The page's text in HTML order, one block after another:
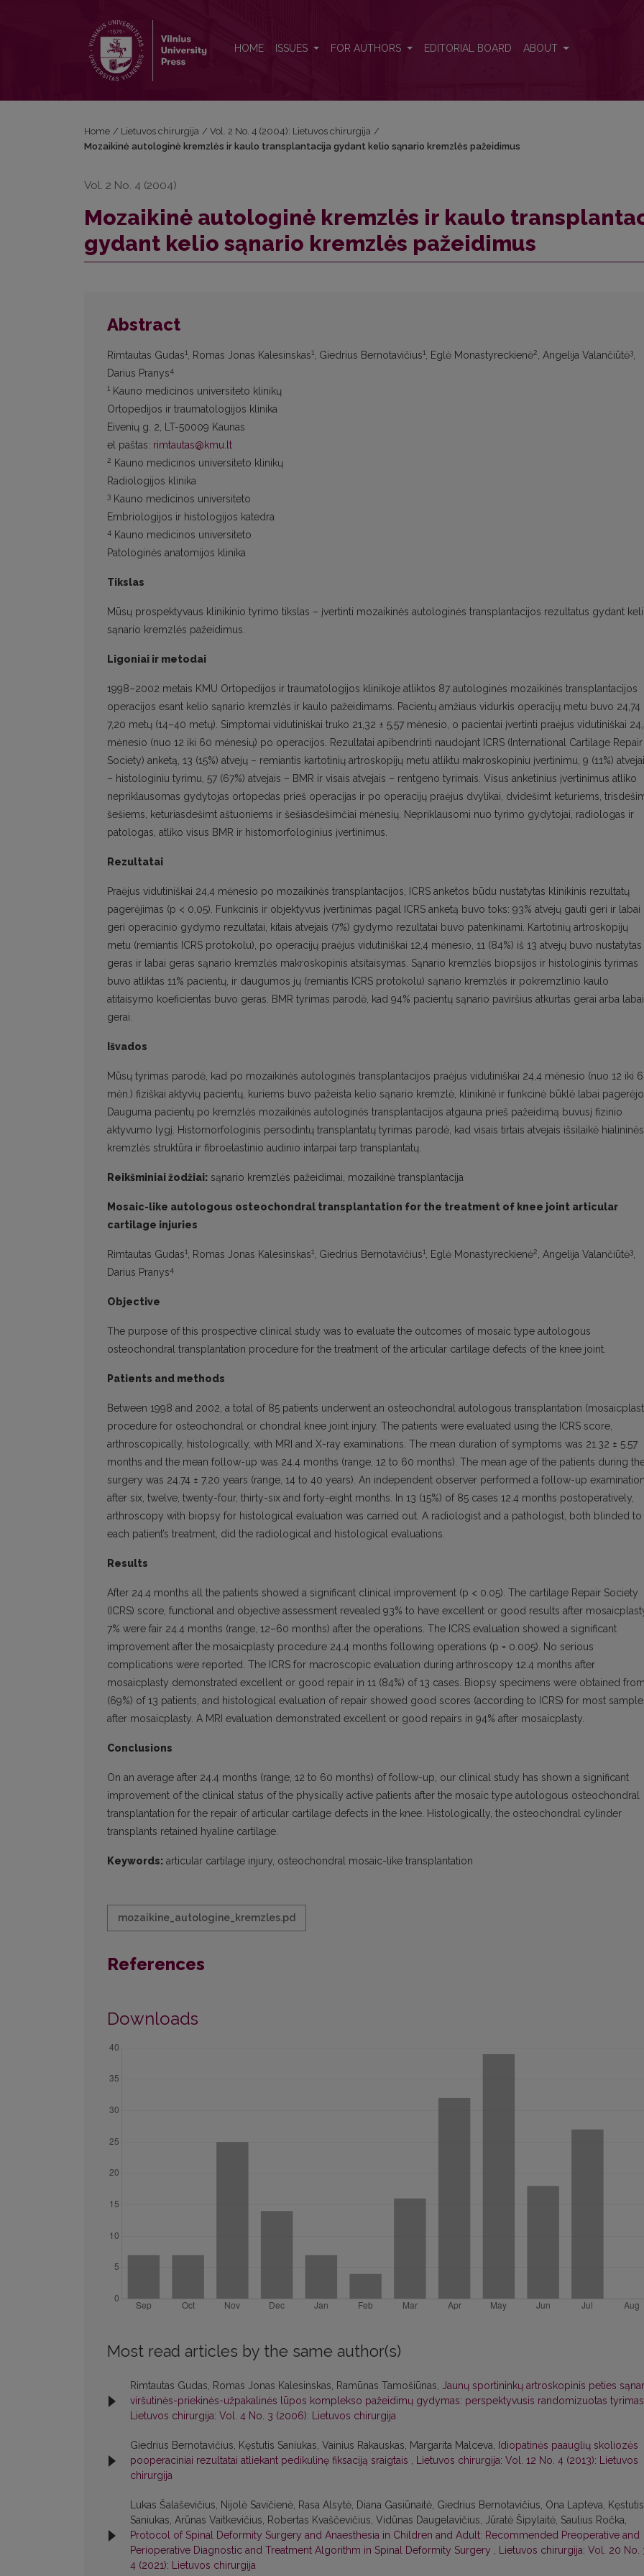
HOME ISSUES FOR AUTHORS EDITORIAL BOARD ABOUT
Home / Lietuvos chirurgija / Vol. 2 No. 4 (2004): Lietuvos chirurgija /
Mozaikinė autologinė kremzlės ir kaulo transplantacija gydant kelio sąnario kremzlės pažeidimus
Vol. 2 No. 4 (2004)
Mozaikinė autologinė kremzlės ir kaulo
gydant kelio sąnario kremzlės pažeidimus
Abstract
Rimtautas Gudas1, Romas Jonas Kalesinskas1, Giedrius Bernotavičius1, Eglė Monastyreckienė2, Angelija Valančiūtė3,
Darius Pranys4
1 Kauno medicinos universiteto klinikų
Ortopedijos ir traumatologijos klinika
Eivenių g. 2, LT-50009 Kaunas
el paštas: rimtautas@kmu.lt
2 Kauno medicinos universiteto klinikų
Radiologijos klinika
3 Kauno medicinos universiteto
Embriologijos ir histologijos katedra
4 Kauno medicinos universiteto
Patologinės anatomijos klinika
Tikslas
Mūsų prospektyvaus klinikinio tyrimo tikslas – įvertinti mozaikinės autologinės transplantacijos rezultatus gydant
sąnario kremzlės pažeidimus.
Ligoniai ir metodai
1998–2002 metais KMU Ortopedijos ir traumatologijos klinikoje atliktos 87 autologinės mozaikinės transplantacijos
operacijos esant kelio sąnario kremzlės ir kaulo pažeidimams. Pacientų amžiaus vidurkis operacijų metu buvo 24,74
7,20 metų (14–40 metų). Simptomai vidutiniškai truko 21,32 ± 5,57 mėnesio, o pacientai įvertinti praėjus vidutiniškai
mėnesio (nuo 12 iki 60 mėnesių) po operacijos. Rezultatai apibendrinti naudojant ICRS (International Cartilage Repair
Society) anketą, 13 (15%) atvejų – remiantis kartotinių artroskopijų metu atliktu makroskopiniu įvertinimu, 9 (11%)
– histologiniu tyrimu, 57 (67%) atvejais – BMR ir visais atvejais – rentgeno tyrimais. Visus anketinius įvertinimus atliko
nepriklausomas gydytojas ortopedas prieš operacijas ir po operacijų praėjus dvylikai, dvidešimt keturiems,
šešiems, keturiasdešimt aštuoniems ir šešiasdešimčiai mėnesių. Nepriklausomi nuo tyrimo gydytojai, radiologas ir
patologas, atliko visus BMR ir histomorfologinius įvertinimus.
Rezultatai
Praėjus vidutiniškai 24,4 mėnesio po mozaikinės transplantacijos, ICRS anketos būdu nustatytas klinikinis rezultatų
pagerėjimas (p < 0,05). Funkcinis ir objektyvus įvertinimas pagal ICRS anketą buvo toks: 93% atvejų gauti geri ir labai
geri operacinio gydymo rezultatai, kitais atvejais (7%) gydymo rezultatai buvo patenkinami. Kartotinių artroskopijų
metu (remiantis ICRS protokolu), po operacijų praėjus vidutiniškai 12,4 mėnesio, 11 (84%) iš 13 atvejų buvo nustatytas
geras ir labai geras sąnario kremzlės makroskopinis atsitaisymas. Sąnario kremzlės biopsijos ir histologinis tyrimas
buvo atliktas 11% pacientų, ir daugumos jų (remiantis ICRS protokolu) sąnario kremzlės ir pokremzlinio kaulo
atitaisymo koeficientas buvo geras. BMR tyrimas parodė, kad 94% pacientų sąnario paviršius atkurtas gerai arba labai
gerai.
Išvados
Mūsų tyrimas parodė, kad po mozaikinės autologinės transplantacijos praėjus vidutiniškai 24,4 mėnesio (nuo 12 iki
mėn.) fiziškai aktyvių pacientų, kuriems buvo pažeista kelio sąnario kremzlė, klinikinė ir funkcinė būklė labai
Dauguma pacientų po kremzlės mozaikinės autologinės transplantacijos atgauna prieš pažeidimą buvusį fizinio
aktyvumo lygį. Histomorfologinis persodintų transplantatų tyrimas parodė, kad visais tirtais atvejais išsilaikė hialininės
kremzlės struktūra ir fibroelastinio audinio intarpai tarp transplantatų.
Reikšminiai žodžiai: sąnario kremzlės pažeidimai, mozaikinė transplantacija
Mosaic-like autologous osteochondral transplantation for the treatment of knee joint articular
cartilage injuries
Rimtautas Gudas1, Romas Jonas Kalesinskas1, Giedrius Bernotavičius1, Eglė Monastyreckienė2, Angelija Valančiūtė3,
Darius Pranys4
Objective
The purpose of this prospective clinical study was to evaluate the outcomes of mosaic type autologous
osteochondral transplantation procedure for the treatment of the articular cartilage defects of the knee joint.
Patients and methods
Between 1998 and 2002, a total of 85 patients underwent an osteochondral autologous transplantation
procedure for osteochondral or chondral knee joint injury. The patients were evaluated using the ICRS score,
arthroscopically, histologically, with MRI and X-ray examinations. The mean duration of symptoms was 21.32 ± 5.57
months and the mean follow-up was 24.4 months (range, 12 to 60 months). The mean age of the patients during
surgery was 24.74 ± 7.20 years (range, 14 to 40 years). An independent observer performed a follow-up examination
after six, twelve, twenty-four, thirty-six and forty-eight months. In 13 (15%) of 85 cases 12.4 months postoperatively,
arthroscopy with biopsy for histological evaluation was carried out. A radiologist and a pathologist, both blinded to
each patient’s treatment, did the radiological and histological evaluations.
Results
After 24.4 months all the patients showed a significant clinical improvement (p < 0.05). The cartilage Repair Society
(ICRS) score, functional and objective assessment revealed 93% to have excellent or good results after
7% were fair 24.4 months (range, 12–60 months) after the operations. The ICRS evaluation showed a significant
improvement after the mosaicplasty procedure 24.4 months following operations (p = 0.005). No serious
complications were reported. The ICRS for macroscopic evaluation during arthroscopy 12.4 months after
mosaicplasty demonstrated excellent or good repair in 11 (84%) of 13 cases. Biopsy specimens were obtained
(69%) of 13 patients, and histological evaluation of repair showed good scores (according to ICRS) for most
after mosaicplasty. A MRI evaluation demonstrated excellent or good repairs in 94% after mosaicplasty.
Conclusions
On an average after 24.4 months (range, 12 to 60 months) of follow-up, our clinical study has shown a significant
improvement of the clinical status of the physically active patients after the mosaic type autologous osteochondral
transplantation for the repair of articular cartilage defects in the knee. Histologically, the osteochondral cylinder
transplants retained hyaline cartilage.
Keywords: articular cartilage injury, osteochondral mosaic-like transplantation
mozaikine_autologine_kremzles.pd
References
Downloads
Most read articles by the same author(s)
Rimtautas Gudas, Romas Jonas Kalesinskas, Ramūnas Tamošiūnas, Jaunų sportininkų artroskopinis peties
viršutinės-priekinės-užpakalinės lūpos komplekso pažeidimų gydymas: perspektyvusis randomizuotas tyrimas
Lietuvos chirurgija: Vol. 4 No. 3 (2006): Lietuvos chirurgija
Giedrius Bernotavičius, Kęstutis Saniukas, Vainius Rakauskas, Margarita Malceva, Idiopatinės paauglių skoliozės
pooperaciniai rezultatai atliekant pedikulinę fiksaciją sraigtais , Lietuvos chirurgija: Vol. 12 No. 4 (2013): Lietuvos
chirurgija
Lukas Šalaševičius, Nijolė Savičienė, Rasa Alsytė, Diana Gasiūnaitė, Giedrius Bernotavičius, Ona Lapteva, Kęstutis
Saniukas, Arūnas Vaitkevičius, Robertas Kvaščevičius, Vidūnas Daugelavičius, Jūratė Šipylaitė, Saulius Ročka,
Protocol of Spinal Deformity Surgery and Anaesthesia in Children and Adult: Recommended Preoperative and
Perioperative Diagnostic and Treatment Algorithm in Spinal Deformity Surgery , Lietuvos chirurgija: Vol. 20 No.
4 (2021): Lietuvos chirurgija